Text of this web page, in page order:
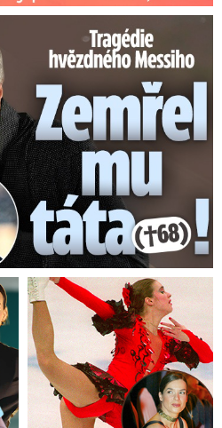
Zemřel mu táta (†68)!